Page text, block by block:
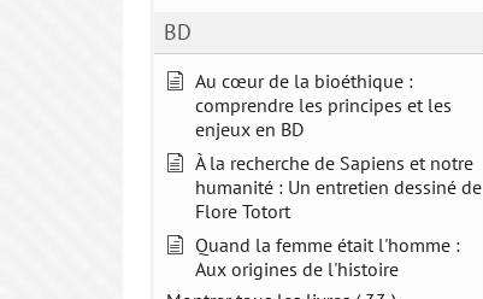
BD
Au cœur de la bioéthique :
comprendre les principes et les
enjeux en BD
À la recherche de Sapiens et notre
humanité : Un entretien dessiné de
Flore Totort
Quand la femme était l'homme :
Aux origines de l'histoire